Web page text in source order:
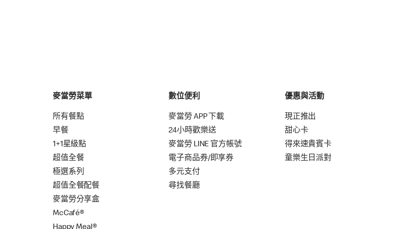
麥當勞菜單
所有餐點
早餐
1+1星級點
超值全餐
極選系列
超值全餐配餐
麥當勞分享盒
McCafé®
數位便利
麥當勞 APP 下載
24小時歡樂送
麥當勞 LINE 官方帳號
電子商品券/即享券
多元支付
尋找餐廳
優惠與活動
現正推出
甜心卡
得來速貴賓卡
童樂生日派對